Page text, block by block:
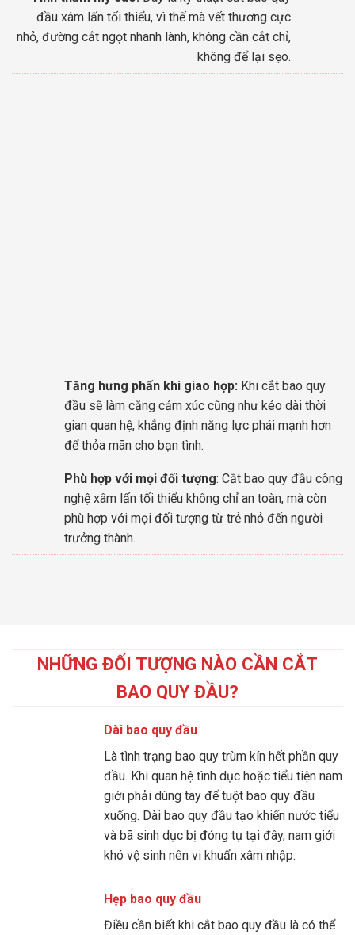
đầu xâm lấn tối thiểu, vì thế mà vết thương cực
nhỏ, đường cắt ngọt nhanh lành, không cần cắt chỉ,
không để lại sẹo.
Tăng hưng phấn khi giao hợp: Khi cắt bao quy
đầu sẽ làm căng cảm xúc cũng như kéo dài thời
gian quan hệ, khẳng định năng lực phái mạnh hơn
để thỏa mãn cho bạn tình.
Phù hợp với mọi đối tượng: Cắt bao quy đầu công
nghệ xâm lấn tối thiểu không chỉ an toàn, mà còn
phù hợp với mọi đối tượng từ trẻ nhỏ đến người
trưởng thành.
NHỮNG ĐỐI TƯỢNG NÀO CẦN CẮT
BAO QUY ĐẦU?
Dài bao quy đầu
Là tình trạng bao quy trùm kín hết phần quy
đầu. Khi quan hệ tình dục hoặc tiểu tiện nam
giới phải dùng tay để tuột bao quy đầu
xuống. Dài bao quy đầu tạo khiến nước tiểu
và bã sinh dục bị đóng tụ tại đây, nam giới
khó vệ sinh nên vi khuẩn xâm nhập.
Hẹp bao quy đầu
Điều cần biết khi cắt bao quy đầu là có thể